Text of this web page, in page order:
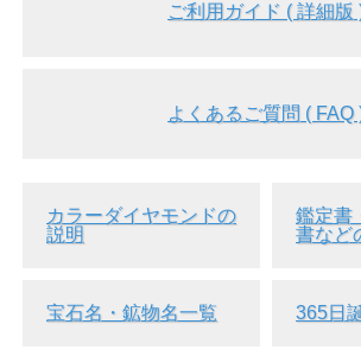
ご利用ガイド ( 詳細版
よくあるご質問 ( FAQ
カラーダイヤモンドの
説明
鑑定書
書など
宝石名・鉱物名一覧 365日